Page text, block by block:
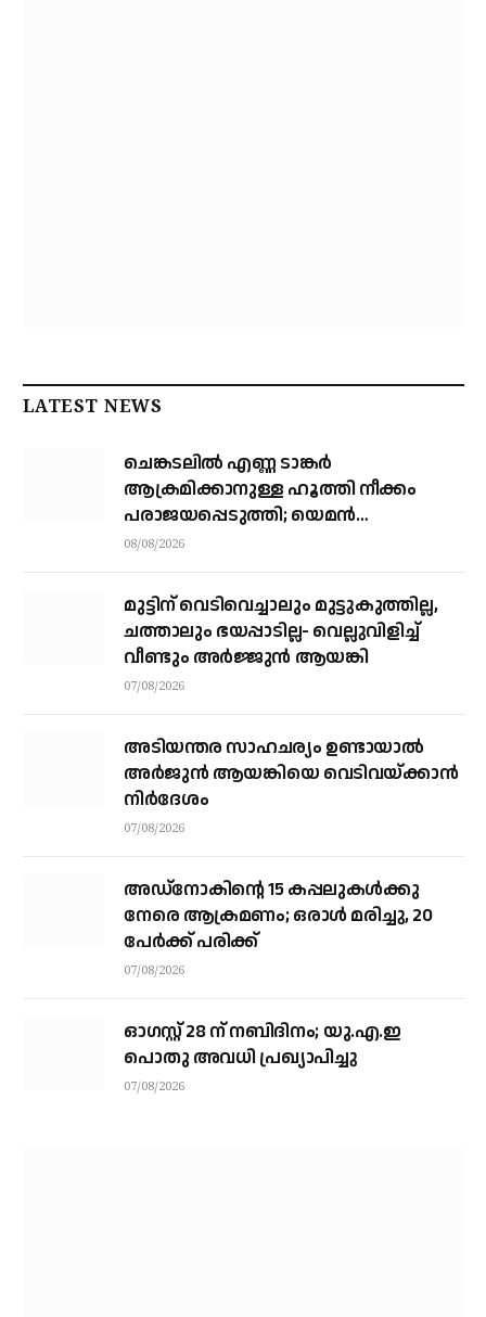
LATEST NEWS
ചെങ്കടലില്‍ എണ്ണ ടാങ്കര്‍
ആക്രമിക്കാനുള്ള ഹൂത്തി നീക്കം
പരാജയപ്പെടുത്തി; യെമൻ
സംഘർഷത്തിലേക്ക് നീങ്ങുന്നുവെന്ന്
08/08/2026
മുട്ടിന് വെടിവെച്ചാലും മുട്ടുകുത്തില്ല,
ചത്താലും ഭയപ്പാടില്ല- വെല്ലുവിളിച്ച്
വീണ്ടും അർജ്ജുൻ ആയങ്കി
07/08/2026
അടിയന്തര സാഹചര്യം ഉണ്ടായാല്‍
അര്‍ജുന്‍ ആയങ്കിയെ വെടിവയ്ക്കാന്‍
നിര്‍ദേശം
07/08/2026
അഡ്നോകിന്റെ 15 കപ്പലുകള്‍ക്കു
നേരെ ആക്രമണം; ഒരാള്‍ മരിച്ചു, 20
പേര്‍ക്ക് പരിക്ക്
07/08/2026
ഓഗസ്റ്റ് 28 ന് നബിദിനം; യു.എ.ഇ
പൊതു അവധി പ്രഖ്യാപിച്ചു
07/08/2026